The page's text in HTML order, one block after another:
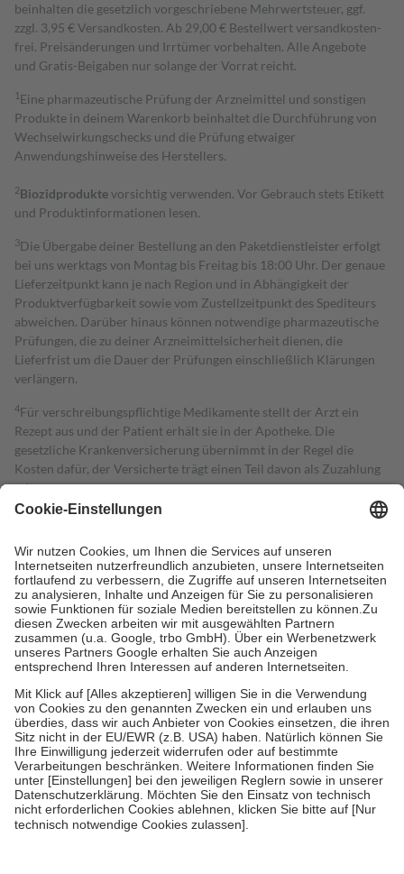
beinhalten die gesetzlich vorgeschriebene Mehrwertsteuer, ggf.
zzgl. 3,95 € Versandkosten. Ab 29,00 € Bestell­wert versand­kosten­
frei. Preisänderungen und Irrtümer vorbehalten. Alle Angebote
und Gratis-Beigaben nur solange der Vorrat reicht.
1 Eine pharmazeutische Prüfung der Arzneimittel und sonstigen
Produkte in deinem Warenkorb beinhaltet die Durchführung von
Wechselwirkungschecks und die Prüfung etwaiger
Anwendungshinweise des Herstellers.
2Biozidproduktevorsichtig verwenden. Vor Gebrauch stets Etikett
und Produktinformationen lesen.
3Die Übergabe deiner Bestellung an den Paketdienstleister erfolgt
bei uns werktags von Montag bis Freitag bis 18:00 Uhr. Der genaue
Lieferzeitpunkt kann je nach Region und in Abhängigkeit der
Produktverfügbarkeit sowie vom Zustellzeitpunkt des Spediteurs
abweichen. Darüber hinaus können notwendige pharmazeutische
Prüfungen, die zu deiner Arzneimittelsicherheit dienen, die
Lieferfrist um die Dauer der Prüfungen einschließlich Klärungen
verlängern.
4Für verschreibungspflichtige Medikamente stellt der Arzt ein
Rezept aus und der Patient erhält sie in der Apotheke. Die
gesetzliche Krankenversicherung übernimmt in der Regel die
Kosten dafür, der Versicherte trägt einen Teil davon als Zuzahlung
mit.
Grundsätzlich leisten Mitglieder Zuzahlungen in Höhe von zehn
höchstens zehn Euro.
Es sind jedoch nie mehr als die tatsächlichen
Kosten der Leistung zu entrichten.
Diese Regeln gelten grundsätzlich auch für Online-Apotheken.
Bei Heilmitteln und häuslicher Krankenpflege beträgt die
Zuzahlung zehn Prozent der Kosten sowie zehn Euro je
Verordnung.
Um das Engagement der Versicherten für ihre eigene Gesundheit zu
stärken und die besondere Stellung der Familie zu unterstützen,
fallenkeine Zuzahlungenan bei:
• Kindern und Jugendlichen bis zum vollendeten 18. Lebensjahr
mit Ausnahme der Fahrkosten
• Untersuchungen zur Vorsorge und Früherkennung, die von der
GKV getragen werden
• empfohlenen Schutzimpfungen
• Harn- und Blutteststreifen